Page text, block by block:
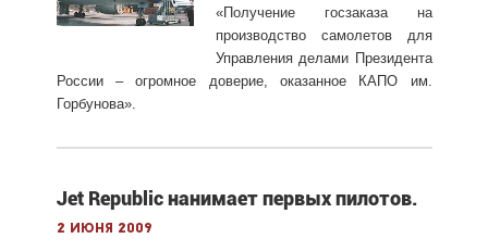
«Получение госзаказа на
производство самолетов для
Управления делами Президента
России – огромное доверие, оказанное КАПО им.
Горбунова».
Jet Republic нанимает первых пилотов.
2 июня 2009